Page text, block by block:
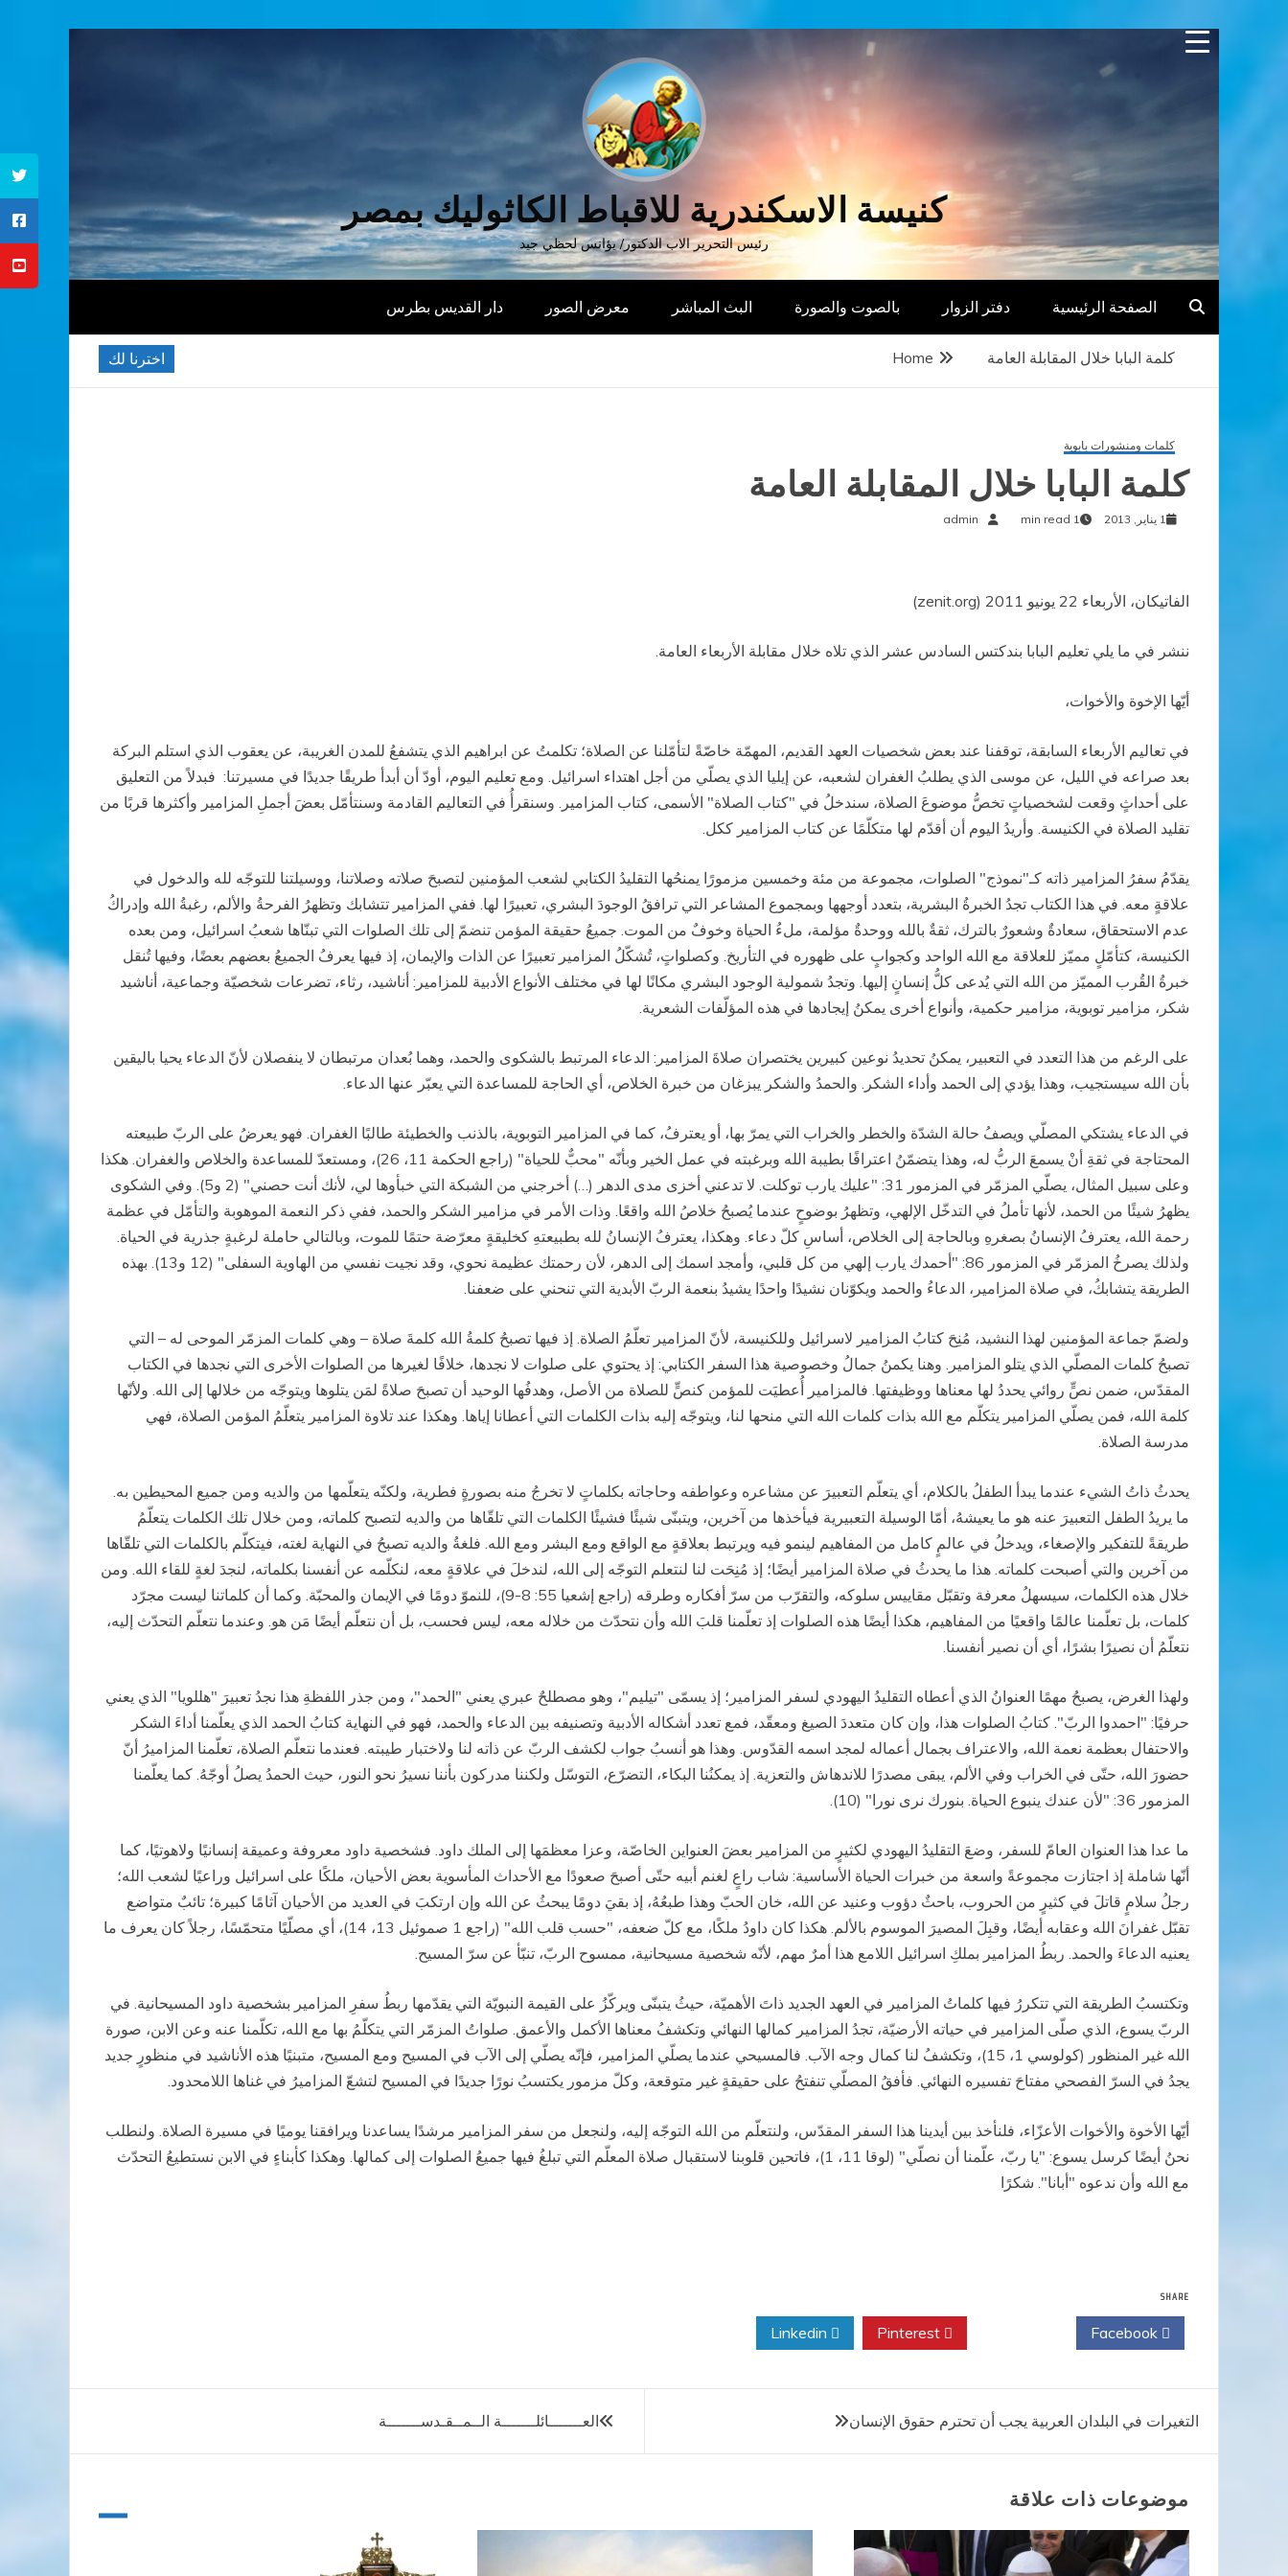
Skip
كنيسة الاسكندرية للاقباط الكاثوليك بمصر
رئيس التحرير الاب الدكتور/ يؤانس لحظي جيد
الصفحة الرئيسية دفتر الزوار بالصوت والصورة البث المباشر معرض الصور دار القديس بطرس
اخترنا لك Home كلمة البابا خلال المقابلة العامة
كلمات ومنشورات بابوية
كلمة البابا خلال المقابلة العامة
1 يناير, 2013 1 min read
admin
الفاتيكان، الأربعاء 22 يونيو 2011 (zenit.org)
ننشر في ما يلي تعليم البابا بندكتس السادس عشر الذي تلاه خلال مقابلة الأربعاء العامة.
أيّها الإخوة والأخوات،
في تعاليم الأربعاء السابقة، توقفنا عند بعض شخصيات العهد القديم، المهمّة خاصّةً لتأمّلنا عن الصلاة؛ تكلمتُ عن ابراهيم الذي يتشفعُ للمدن الغريبة، عن يعقوب الذي استلم البركة
بعد صراعه في الليل، عن موسى الذي يطلبُ الغفران لشعبه، عن إيليا الذي يصلّي من أجل اهتداء اسرائيل. ومع تعليم اليوم، أودّ أن أبدأ طريقًا جديدًا في مسيرتنا: فبدلاً من التعليق
على أحداثٍ وقعت لشخصياتٍ تخصُّ موضوعَ الصلاة، سندخلُ في "كتاب الصلاة" الأسمى، كتاب المزامير. وسنقرأُ في التعاليم القادمة وسنتأمّل بعضَ أجملِ المزامير وأكثرها قربًا من
تقليد الصلاة في الكنيسة. وأريدُ اليوم أن أقدّم لها متكلّمًا عن كتاب المزامير ككل.
يقدّمُ سفرُ المزامير ذاته كـ"نموذج" الصلوات، مجموعة من مئة وخمسين مزمورًا يمنحُها التقليدُ الكتابي لشعب المؤمنين لتصبحَ صلاته وصلاتنا، ووسيلتنا للتوجّه لله والدخول في
علاقةٍ معه. في هذا الكتاب تجدُ الخبرةُ البشرية، بتعدد أوجهها وبمجموع المشاعر التي ترافقُ الوجودَ البشري، تعبيرًا لها. ففي المزامير تتشابك وتظهرُ الفرحةُ والألم، رغبةُ الله وإدراكُ
عدم الاستحقاق، سعادةٌ وشعورٌ بالترك، ثقةٌ بالله ووحدةٌ مؤلمة، ملءُ الحياة وخوفٌ من الموت. جميعُ حقيقة المؤمن تنضمّ إلى تلك الصلوات التي تبنّاها شعبُ اسرائيل، ومن بعده
الكنيسة، كتأمّلٍ مميّز للعلاقة مع الله الواحد وكجوابٍ على ظهوره في التأريخ. وكصلواتٍ، تُشكّلُ المزامير تعبيرًا عن الذات والإيمان، إذ فيها يعرفُ الجميعُ بعضهم بعضًا، وفيها تُنقل
خبرةُ القُرب المميّز من الله التي يُدعى كلُّ إنسانٍ إليها. وتجدُ شمولية الوجود البشري مكانًا لها في مختلف الأنواع الأدبية للمزامير: أناشيد، رثاء، تضرعات شخصيّة وجماعية، أناشيد
شكر، مزامير توبوية، مزامير حكمية، وأنواع أخرى يمكنُ إيجادها في هذه المؤلّفات الشعرية.
على الرغم من هذا التعدد في التعبير، يمكنُ تحديدُ نوعين كبيرين يختصران صلاةَ المزامير: الدعاء المرتبط بالشكوى والحمد، وهما بُعدان مرتبطان لا ينفصلان لأنّ الدعاء يحيا باليقين
بأن الله سيستجيب، وهذا يؤدي إلى الحمد وأداء الشكر. والحمدُ والشكر يبزغان من خبرة الخلاص، أي الحاجة للمساعدة التي يعبّر عنها الدعاء.
في الدعاء يشتكي المصلّي ويصفُ حالة الشدّة والخطر والخراب التي يمرّ بها، أو يعترفُ، كما في المزامير التوبوية، بالذنب والخطيئة طالبًا الغفران. فهو يعرضُ على الربّ طبيعته
المحتاجة في ثقةِ أنْ يسمعَ الربُّ له، وهذا يتضمّنُ اعترافًا بطيبة الله وبرغبته في عمل الخير وبأنّه "محبٌّ للحياة" (راجع الحكمة 11، 26)، ومستعدّ للمساعدة والخلاص والغفران. هكذا
وعلى سبيل المثال، يصلّي المزمّر في المزمور 31: "عليك يارب توكلت. لا تدعني أخزى مدى الدهر (…) أخرجني من الشبكة التي خبأوها لي، لأنك أنت حصني" (2 و5). وفي الشكوى
يظهرُ شيئًا من الحمد، لأنها تأملُ في التدخّل الإلهي، وتظهرُ بوضوحٍ عندما يُصبحُ خلاصُ الله واقعًا. وذات الأمر في مزامير الشكر والحمد، ففي ذكر النعمة الموهوبة والتأمّل في عظمة
رحمة الله، يعترفُ الإنسانُ بصغرهِ وبالحاجة إلى الخلاص، أساسِ كلّ دعاء. وهكذا، يعترفُ الإنسانُ لله بطبيعتهِ كخليقةٍ معرّضة حتمًا للموت، وبالتالي حاملة لرغبةٍ جذرية في الحياة.
ولذلك يصرخُ المزمّر في المزمور 86: "أحمدك يارب إلهي من كل قلبي، وأمجد اسمك إلى الدهر، لأن رحمتك عظيمة نحوي، وقد نجيت نفسي من الهاوية السفلى" (12 و13). بهذه
الطريقة يتشابكُ، في صلاة المزامير، الدعاءُ والحمد ويكوّنان نشيدًا واحدًا يشيدُ بنعمة الربّ الأبدية التي تنحني على ضعفنا.
ولضمّ جماعة المؤمنين لهذا النشيد، مُنِحَ كتابُ المزامير لاسرائيل وللكنيسة، لأنّ المزامير تعلّمُ الصلاة. إذ فيها تصبحُ كلمةُ الله كلمةَ صلاة – وهي كلمات المزمّر الموحى له – التي
تصبحُ كلمات المصلّي الذي يتلو المزامير. وهنا يكمنُ جمالُ وخصوصية هذا السفر الكتابي: إذ يحتوي على صلوات لا نجدها، خلافًا لغيرها من الصلوات الأخرى التي نجدها في الكتاب
المقدّس، ضمن نصٍّ روائي يحددُ لها معناها ووظيفتها. فالمزامير أُعطيَت للمؤمن كنصٍّ للصلاة من الأصل، وهدفُها الوحيد أن تصبحَ صلاةً لمَن يتلوها ويتوجّه من خلالها إلى الله. ولأنّها
كلمة الله، فمن يصلّي المزامير يتكلّم مع الله بذات كلمات الله التي منحها لنا، ويتوجّه إليه بذات الكلمات التي أعطانا إياها. وهكذا عند تلاوة المزامير يتعلّمُ المؤمن الصلاة، فهي
مدرسة الصلاة.
يحدثُ ذاتُ الشيء عندما يبدأ الطفلُ بالكلام، أي يتعلّم التعبيرَ عن مشاعره وعواطفه وحاجاته بكلماتٍ لا تخرجُ منه بصورةٍ فطرية، ولكنّه يتعلّمها من والديه ومن جميع المحيطين به.
ما يريدُ الطفل التعبيرَ عنه هو ما يعيشهُ، أمّا الوسيلة التعبيرية فيأخذها من آخرين، ويتبنّى شيئًا فشيئًا الكلمات التي تلقّاها من والديه لتصبح كلماته، ومن خلال تلك الكلمات يتعلّمُ
طريقةً للتفكير والإصغاء، ويدخلُ في عالمٍ كامل من المفاهيم لينمو فيه ويرتبط بعلاقةٍ مع الواقع ومع البشر ومع الله. فلغةُ والديه تصبحُ في النهاية لغته، فيتكلّم بالكلمات التي تلقّاها
من آخرين والتي أصبحت كلماته. هذا ما يحدثُ في صلاة المزامير أيضًا؛ إذ مُنِحَت لنا لنتعلم التوجّه إلى الله، لندخلَ في علاقةٍ معه، لنكلّمه عن أنفسنا بكلماته، لنجدَ لغةٍ للقاء الله. ومن
خلال هذه الكلمات، سيسهلُ معرفة وتقبّل مقاييس سلوكه، والتقرّب من سرّ أفكاره وطرقه (راجع إشعيا 55: 8-9)، للنموّ دومًا في الإيمان والمحبّة. وكما أن كلماتنا ليست مجرّد
كلمات، بل تعلّمنا عالمًا واقعيًا من المفاهيم، هكذا أيضًا هذه الصلوات إذ تعلّمنا قلبَ الله وأن نتحدّث من خلاله معه، ليس فحسب، بل أن نتعلّم أيضًا مَن هو. وعندما نتعلّم التحدّث إليه،
نتعلّمُ أن نصيرًا بشرًا، أي أن نصير أنفسنا.
ولهذا الغرض، يصبحُ مهمًا العنوانُ الذي أعطاه التقليدُ اليهودي لسفر المزامير؛ إذ يسمّى "تيليم"، وهو مصطلحٌ عبري يعني "الحمد"، ومن جذر اللفظةِ هذا نجدُ تعبيرَ "هللويا" الذي يعني
حرفيًا: "احمدوا الربّ". كتابُ الصلوات هذا، وإن كان متعددَ الصيغ ومعقّد، فمع تعدد أشكاله الأدبية وتصنيفه بين الدعاء والحمد، فهو في النهاية كتابُ الحمد الذي يعلّمنا أداءَ الشكر
والاحتفال بعظمة نعمة الله، والاعتراف بجمال أعماله لمجد اسمه القدّوس. وهذا هو أنسبُ جواب لكشف الربّ عن ذاته لنا ولاختبار طيبته. فعندما نتعلّم الصلاة، تعلّمنا المزاميرُ أنّ
حضورَ الله، حتّى في الخراب وفي الألم، يبقى مصدرًا للاندهاش والتعزية. إذ يمكنُنا البكاء، التضرّع، التوسّل ولكننا مدركون بأننا نسيرُ نحو النور، حيث الحمدُ يصلُ أوجّهُ. كما يعلّمنا
المزمور 36: "لأن عندك ينبوع الحياة. بنورك نرى نورا" (10).
ما عدا هذا العنوان العامّ للسفر، وضعَ التقليدُ اليهودي لكثيرٍ من المزامير بعضَ العنواين الخاصّة، وعزا معظمَها إلى الملك داود. فشخصية داود معروفة وعميقة إنسانيًا ولاهوتيًا، كما
أنّها شاملة إذ اجتازت مجموعةً واسعة من خبرات الحياة الأساسية: شاب راعٍ لغنم أبيه حتّى أصبحَ صعودًا مع الأحداث المأسوية بعض الأحيان، ملكًا على اسرائيل وراعيًا لشعب الله؛
رجلُ سلامٍ قاتلَ في كثيرٍ من الحروب، باحثٌ دؤوب وعنيد عن الله، خان الحبّ وهذا طبعُهُ، إذ بقيَ دومًا يبحثُ عن الله وإن ارتكبَ في العديد من الأحيان آثامًا كبيرة؛ تائبٌ متواضع
تقبّل غفرانَ الله وعقابه أيضًا، وقبِلَ المصيرَ الموسوم بالألم. هكذا كان داودُ ملكًا، مع كلّ ضعفه، "حسب قلب الله" (راجع 1 صموئيل 13، 14)، أي مصلّيًا متحمّسًا، رجلاً كان يعرف ما
يعنيه الدعاءَ والحمد. ربطُ المزامير بملكِ اسرائيل اللامع هذا أمرٌ مهم، لأنّه شخصية مسيحانية، ممسوح الربّ، تنبّأ عن سرّ المسيح.
وتكتسبُ الطريقة التي تتكررُ فيها كلماتُ المزامير في العهد الجديد ذاتَ الأهميّة، حيثُ يتبنّى ويركّزُ على القيمة النبويّة التي يقدّمها ربطُ سفرِ المزامير بشخصية داود المسيحانية. في
الربّ يسوع، الذي صلّى المزامير في حياته الأرضيّة، تجدُ المزامير كمالها النهائي وتكشفُ معناها الأكمل والأعمق. صلواتُ المزمّر التي يتكلّمُ بها مع الله، تكلّمنا عنه وعن الابن، صورة
الله غير المنظور (كولوسي 1، 15)، وتكشفُ لنا كمال وجه الآب. فالمسيحي عندما يصلّي المزامير، فإنّه يصلّي إلى الآب في المسيح ومع المسيح، متبنيًا هذه الأناشيد في منظورٍ جديد
يجدُ في السرّ الفصحي مفتاحَ تفسيره النهائي. فأفقُ المصلّي تنفتحُ على حقيقةٍ غير متوقعة، وكلّ مزمور يكتسبُ نورًا جديدًا في المسيح لتشعّ المزاميرُ في غناها اللامحدود.
أيّها الأخوة والأخوات الأعزّاء، فلنأخذ بين أيدينا هذا السفر المقدّس، ولنتعلّم من الله التوجّه إليه، ولنجعل من سفر المزامير مرشدًا يساعدنا ويرافقنا يوميًا في مسيرة الصلاة. ولنطلب
نحنُ أيضًا كرسل يسوع: "يا ربّ، علّمنا أن نصلّي" (لوقا 11، 1)، فاتحين قلوبنا لاستقبال صلاة المعلّم التي تبلغُ فيها جميعُ الصلوات إلى كمالها. وهكذا كأبناءٍ في الابن نستطيعُ التحدّث
مع الله وأن ندعوه "أبانا". شكرًا
SHARE
تصفّح
المقالات
العـــــــائلـــــــة الــمــقـدســـــــة التغيرات في البلدان العربية يجب أن تحترم حقوق الإنسان
موضوعات ذات علاقة